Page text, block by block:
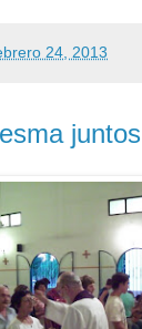
24, 2013
juntos